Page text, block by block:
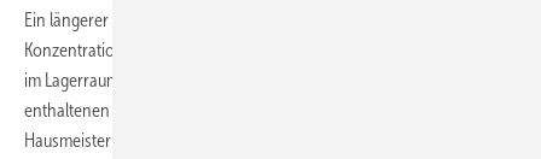
Ein längerer Aufenthalt im Lager ist nur zulässig, wenn die CO-
Konzentration unter 30 ppm liegt. Warngeräte sollen nicht stationär
im Lagerraum bzw. Lagerbehälter angebracht sein, da die im Holz
enthaltenen Terpene die CO-Sensoren auf Dauer schädigen. Um die
Hausmeister der Betreiber der Pelletlager von solchen Gefahren und